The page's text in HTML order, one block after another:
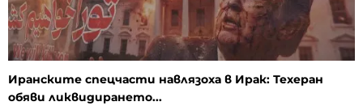
Иранските спецчасти навлязоха в Ирак: Техеран
обяви ликвидирането...